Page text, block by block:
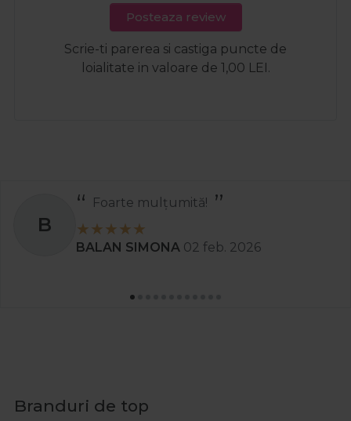
Posteaza review
Scrie-ti parerea si castiga puncte de
loialitate in valoare de 1,00 LEI.
B
Foarte mulțumită!
BALAN SIMONA 02 feb. 2026
Branduri de top